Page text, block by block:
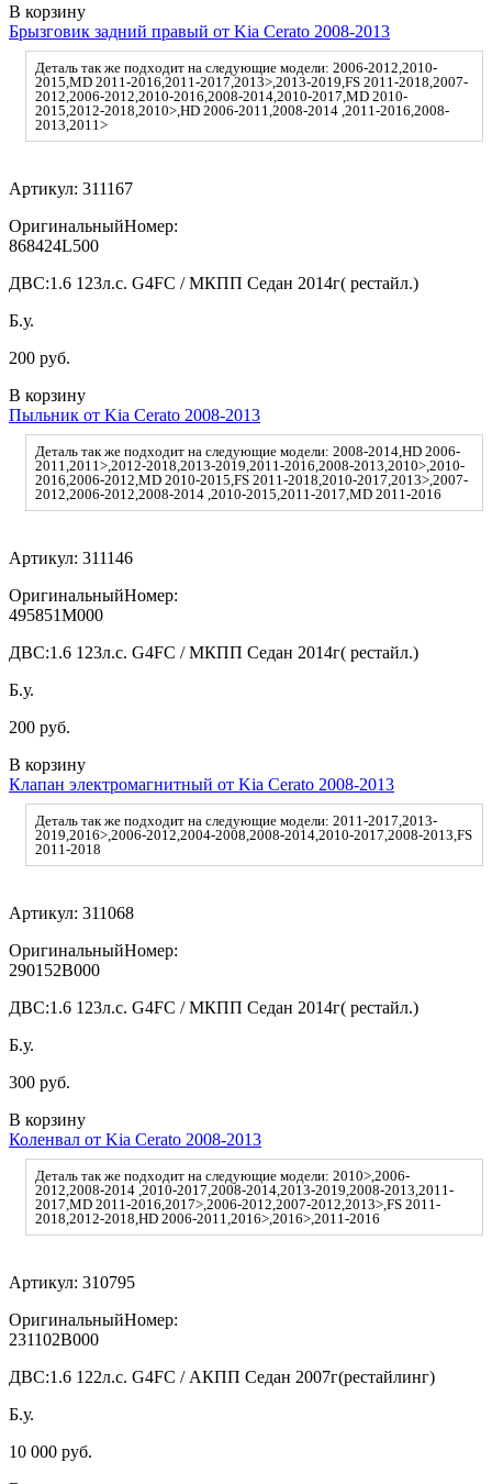
В корзину
Брызговик задний правый от Kia Cerato 2008-2013
Деталь так же подходит на следующие модели: 2006-2012,2010-
2015,MD 2011-2016,2011-2017,2013>,2013-2019,FS 2011-2018,2007-
2012,2006-2012,2010-2016,2008-2014,2010-2017,MD 2010-
2015,2012-2018,2010>,HD 2006-2011,2008-2014 ,2011-2016,2008-
2013,2011>
Артикул: 311167
ОригинальныйНомер:
868424L500
ДВС:1.6 123л.с. G4FC / МКПП Седан 2014г( рестайл.)
Б.у.
200 руб.
В корзину
Пыльник от Kia Cerato 2008-2013
Деталь так же подходит на следующие модели: 2008-2014,HD 2006-
2011,2011>,2012-2018,2013-2019,2011-2016,2008-2013,2010>,2010-
2016,2006-2012,MD 2010-2015,FS 2011-2018,2010-2017,2013>,2007-
2012,2006-2012,2008-2014 ,2010-2015,2011-2017,MD 2011-2016
Артикул: 311146
ОригинальныйНомер:
495851M000
ДВС:1.6 123л.с. G4FC / МКПП Седан 2014г( рестайл.)
Б.у.
200 руб.
В корзину
Клапан электромагнитный от Kia Cerato 2008-2013
Деталь так же подходит на следующие модели: 2011-2017,2013-
2019,2016>,2006-2012,2004-2008,2008-2014,2010-2017,2008-2013,FS
2011-2018
Артикул: 311068
ОригинальныйНомер:
290152B000
ДВС:1.6 123л.с. G4FC / МКПП Седан 2014г( рестайл.)
Б.у.
300 руб.
В корзину
Коленвал от Kia Cerato 2008-2013
Деталь так же подходит на следующие модели: 2010>,2006-
2012,2008-2014 ,2010-2017,2008-2014,2013-2019,2008-2013,2011-
2017,MD 2011-2016,2017>,2006-2012,2007-2012,2013>,FS 2011-
2018,2012-2018,HD 2006-2011,2016>,2016>,2011-2016
Артикул: 310795
ОригинальныйНомер:
231102B000
ДВС:1.6 122л.с. G4FC / АКПП Седан 2007г(рестайлинг)
Б.у.
10 000 руб.